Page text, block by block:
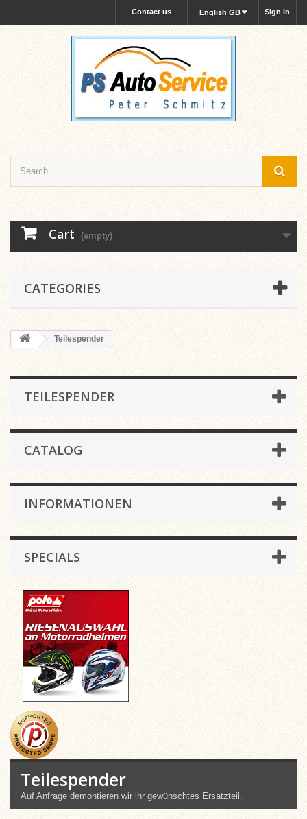
Sign in
English GB
Contact us
Cart (empty)
CATEGORIES
Teilespender
TEILESPENDER
CATALOG
INFORMATIONEN
SPECIALS
Teilespender
Auf Anfrage demontieren wir ihr gewünschtes Ersatzteil.